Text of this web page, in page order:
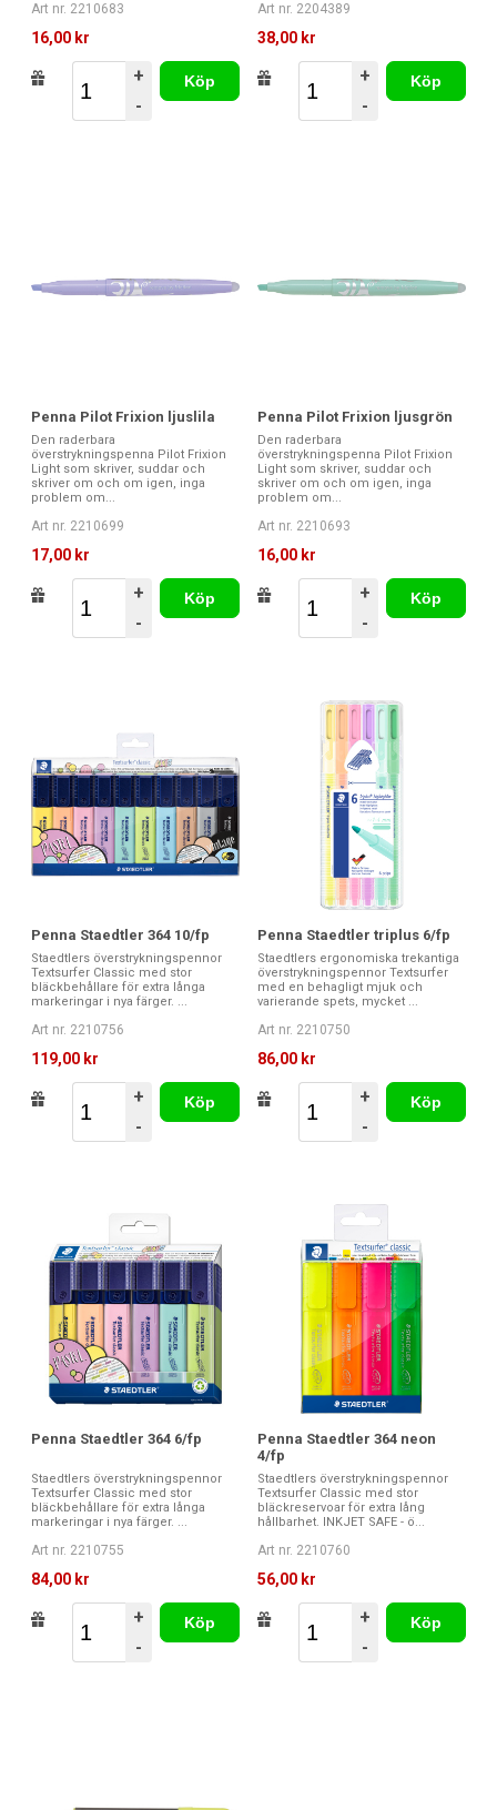
Art nr. 2210683
16,00 kr
+
-
Köp
Art nr. 2204389
38,00 kr
+
-
Köp
Penna Pilot Frixion ljuslila
Den raderbara
överstrykningspenna Pilot Frixion
Light som skriver, suddar och
skriver om och om igen, inga
problem om...
Art nr. 2210699
17,00 kr
+
-
Köp
Penna Pilot Frixion ljusgrön
Den raderbara
överstrykningspenna Pilot Frixion
Light som skriver, suddar och
skriver om och om igen, inga
problem om...
Art nr. 2210693
16,00 kr
+
-
Köp
Penna Staedtler 364 10/fp
Staedtlers överstrykningspennor
Textsurfer Classic med stor
bläckbehållare för extra långa
markeringar i nya färger. ...
Art nr. 2210756
119,00 kr
+
-
Köp
Penna Staedtler triplus 6/fp
Staedtlers ergonomiska trekantiga
överstrykningspennor Textsurfer
med en behagligt mjuk och
varierande spets, mycket ...
Art nr. 2210750
86,00 kr
+
-
Köp
Penna Staedtler 364 6/fp
Staedtlers överstrykningspennor
Textsurfer Classic med stor
bläckbehållare för extra långa
markeringar i nya färger. ...
Art nr. 2210755
84,00 kr
+
-
Köp
Penna Staedtler 364 neon
4/fp
Staedtlers överstrykningspennor
Textsurfer Classic med stor
bläckreservoar för extra lång
hållbarhet. INKJET SAFE - ö...
Art nr. 2210760
56,00 kr
+
-
Köp